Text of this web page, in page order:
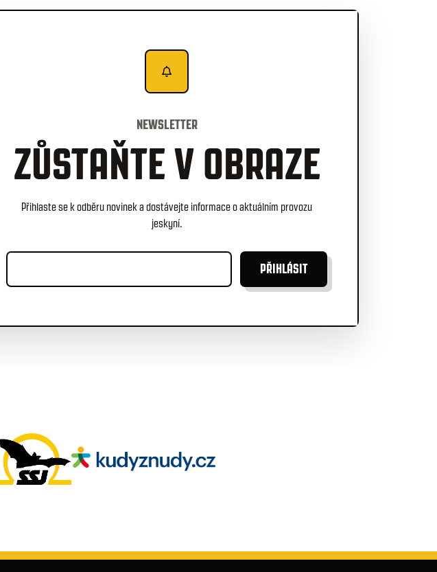
NEWSLETTER
ZŮSTAŇTE V OBRAZE
Přihlaste se k odběru novinek a dostávejte informace o aktuálním provozu
jeskyní.
PŘIHLÁSIT